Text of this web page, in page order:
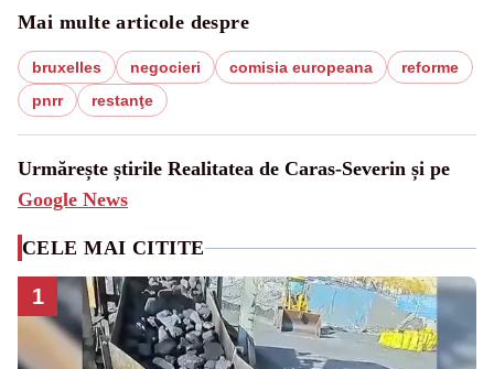
Mai multe articole despre
bruxelles negocieri comisia europeana
reforme
pnrr
restanţe
Urmărește știrile Realitatea de Caras-Severin și pe
Google News
CELE MAI CITITE
1